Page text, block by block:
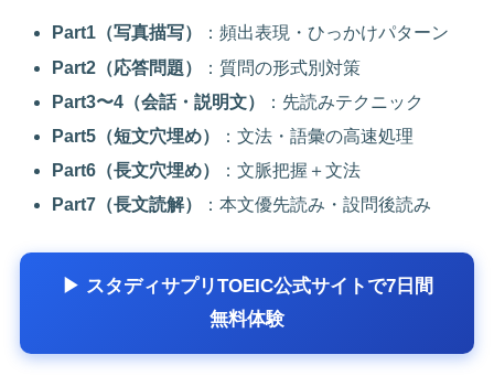
Part1（写真描写）
：頻出表現・ひっかけパターン
Part2（応答問題）
：質問の形式別対策
Part3〜4（会話・説明文）
：先読みテクニック
Part5（短文穴埋め）
：文法・語彙の高速処理
Part6（長文穴埋め）
：文脈把握＋文法
Part7（長文読解）
：本文優先読み・設問後読み
▶ スタディサプリTOEIC公式サイトで7日間
無料体験